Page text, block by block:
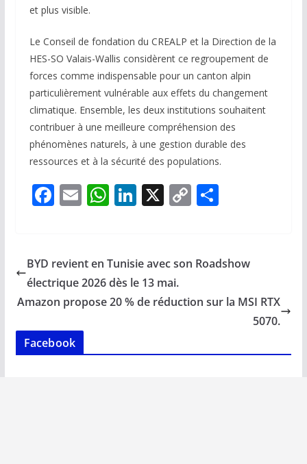
et plus visible.
Le Conseil de fondation du CREALP et la Direction de la
HES-SO Valais-Wallis considèrent ce regroupement de
forces comme indispensable pour un canton alpin
particulièrement vulnérable aux effets du changement
climatique. Ensemble, les deux institutions souhaitent
contribuer à une meilleure compréhension des
phénomènes naturels, à une gestion durable des
ressources et à la sécurité des populations.
F
b
o
o
k
E
l
W
s
A
p
Li
e
dI
n
X C
y
n
P
g
BYD revient en Tunisie avec son Roadshow
électrique 2026 dès le 13 mai.
Amazon propose 20 % de réduction sur la MSI RTX
5070.
Facebook